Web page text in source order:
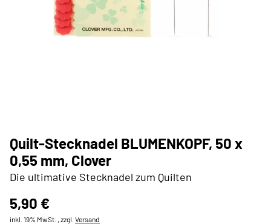
Quilt-Stecknadel BLUMENKOPF, 50 x
0,55 mm, Clover
Die ultimative Stecknadel zum Quilten
5,90 €
inkl. 19% MwSt. , zzgl. Versand